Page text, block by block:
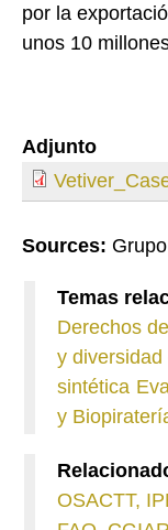
por la
unos 10
Adjunto
Sources:
Temas
Derechos
y diversidad
sintética
y
OSACTT,